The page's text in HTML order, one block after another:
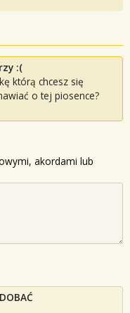
:(
którą chcesz się
o tej piosence?
akordami lub